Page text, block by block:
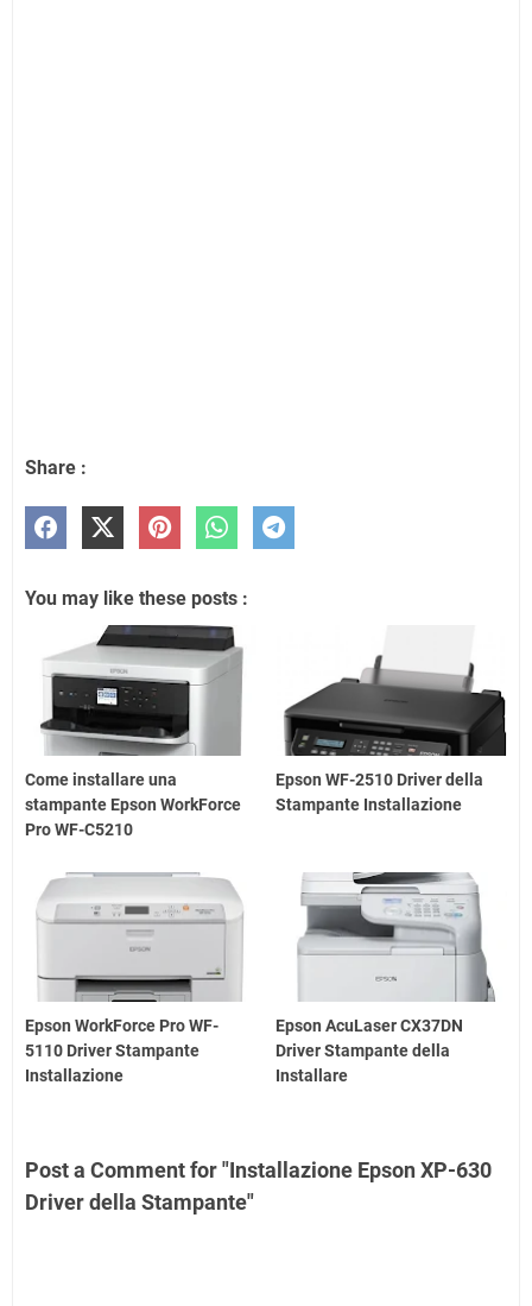
Share :
You may like these posts :
Come installare una
stampante Epson WorkForce
Pro WF-C5210
Epson WF-2510 Driver della
Stampante Installazione
Epson WorkForce Pro WF-
5110 Driver Stampante
Installazione
Epson AcuLaser CX37DN
Driver Stampante della
Installare
Post a Comment for "Installazione Epson XP-630
Driver della Stampante"